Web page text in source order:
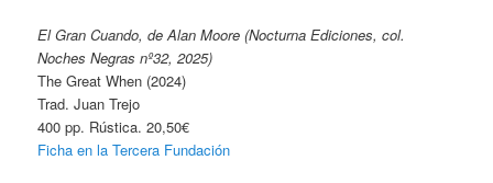
El Gran Cuando, de Alan Moore (Nocturna Ediciones, col.
Noches Negras nº32, 2025)
The Great When (2024)
Trad. Juan Trejo
400 pp. Rústica. 20,50€
Ficha en la Tercera Fundación